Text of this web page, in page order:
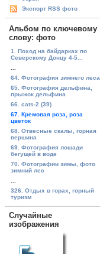
Экспорт RSS фото
Альбом по ключевому
слову: фото
1. Поход на байдарках по
Северскому Донцу 4-5...
64. Фотография зимнего леса
65. Фотография дельфина,
прыжок дельфина
66. cats-2 (39)
67. Кремовая роза, роза
цветок
68. Отвесные скалы, горная
вершина
69. Фотография лошади
бегущей в воде
70. Фотографии зимы, фото
зимний лес
326. Отдых в горах, горный
туризм
Случайные
изображения